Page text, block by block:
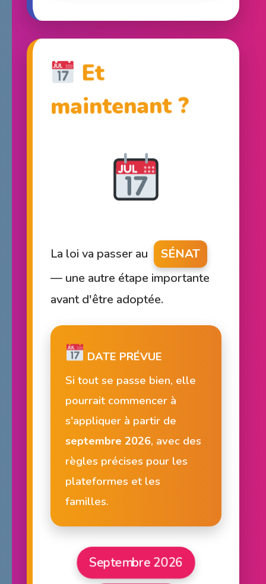
Et
maintenant ?
La loi va passer au
SÉNAT
— une autre étape importante
avant d'être adoptée.
DATE PRÉVUE
Si tout se passe bien, elle
pourrait commencer à
s'appliquer à partir de
septembre 2026, avec des
règles précises pour les
plateformes et les
familles.
Septembre 2026